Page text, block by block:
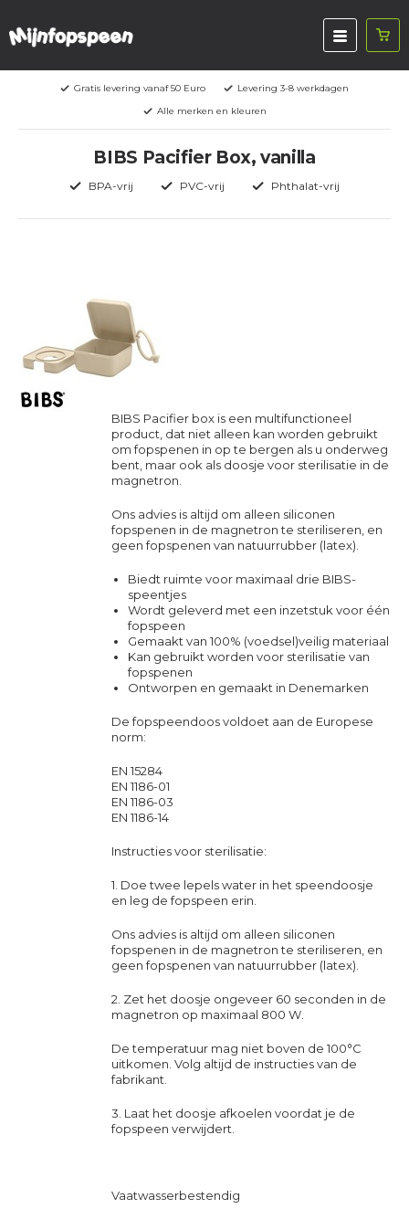
Gratis levering vanaf 50 Euro
Levering 3-8 werkdagen
Alle merken en kleuren
BIBS Pacifier Box, vanilla
BPA-vrij PVC-vrij Phthalat-vrij
BIBS Pacifier box is een multifunctioneel
product, dat niet alleen kan worden gebruikt
om fopspenen in op te bergen als u onderweg
bent, maar ook als doosje voor sterilisatie in de
magnetron.
Ons advies is altijd om alleen siliconen
fopspenen in de magnetron te steriliseren, en
geen fopspenen van natuurrubber (latex).
Biedt ruimte voor maximaal drie BIBS-
speentjes
Wordt geleverd met een inzetstuk voor één
fopspeen
Gemaakt van 100% (voedsel)veilig materiaal
Kan gebruikt worden voor sterilisatie van
fopspenen
Ontworpen en gemaakt in Denemarken
De fopspeendoos voldoet aan de Europese
norm:
EN 15284
EN 1186-01
EN 1186-03
EN 1186-14
Instructies voor sterilisatie:
1. Doe twee lepels water in het speendoosje
en leg de fopspeen erin.
Ons advies is altijd om alleen siliconen
fopspenen in de magnetron te steriliseren, en
geen fopspenen van natuurrubber (latex).
2. Zet het doosje ongeveer 60 seconden in de
magnetron op maximaal 800 W.
De temperatuur mag niet boven de 100°C
uitkomen. Volg altijd de instructies van de
fabrikant.
3. Laat het doosje afkoelen voordat je de
fopspeen verwijdert.
Vaatwasserbestendig